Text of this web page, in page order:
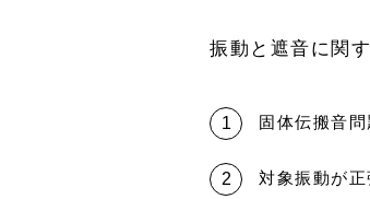
振動と遮音に関
固体伝搬音問
対象振動が